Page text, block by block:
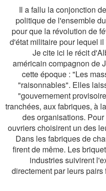
Il a fallu la conjonction
politique de l'ensemble
pour que la révolution de
d'état militaire pour lequel
Je cite ici le récit
américain compagnon de
cette époque : "Les
"raisonnables". Elles
"gouvernement
tranchées, aux fabriques, à
des organisations.
ouvriers choisirent un des
Dans les fabriques de
firent de même. Les
industries suivirent
directement par leurs